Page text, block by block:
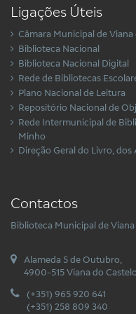
Ligações Úteis
Câmara Municipal de Viana
Biblioteca Nacional
Biblioteca Nacional Digital
Rede de Bibliotecas
Plano Nacional de Leitura
Repositório Nacional de
Rede Intermunicipal de
Minho
Direção Geral do Livro,
Contactos
Biblioteca Municipal de
Alameda 5 de Outubro,
4900-515 Viana do Castelo
(+351) 965 920 641
(+351) 258 809 340